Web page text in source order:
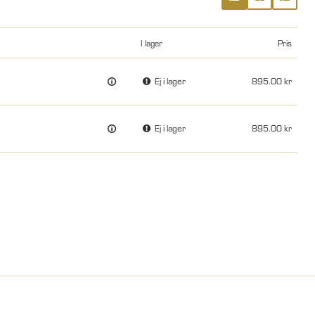
I lager Pris
Ej i lager 895.00
Ej i lager 895.00